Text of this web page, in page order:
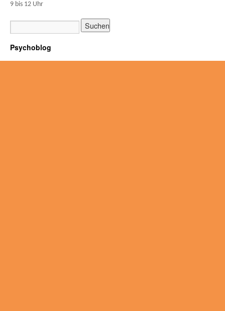
9 bis 12 Uhr
Psychoblog